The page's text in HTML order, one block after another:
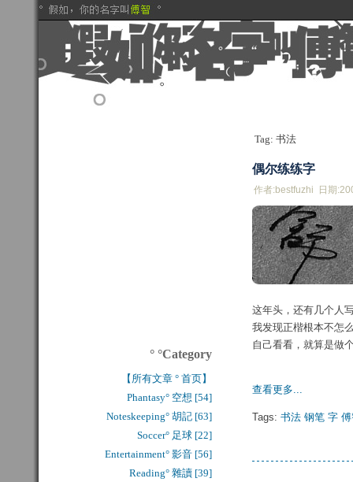
Tag: 书法
偶尔练练字
作者:bestfuzhi 日期
这年头，还有几个人
我发现正楷根本不怎
自己看看，就算是做
查看更多...
Tags: 书法 钢笔 字
° °Category
【所有文章 ° 首页】
Phantasy° 空想 [54]
Noteskeeping° 胡記 [63]
Soccer° 足球 [22]
Entertainment° 影音 [56]
Reading° 雜讀 [39]